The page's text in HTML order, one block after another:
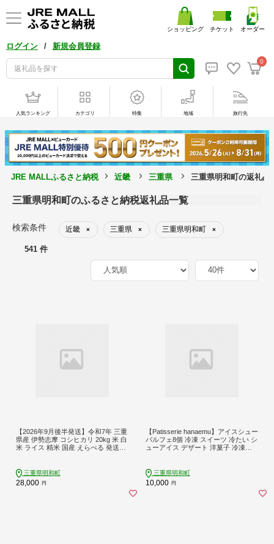
ログイン / 新規会員登録
0
ショッピング チケット オーダー
人気ランキング カテゴリ 特集 地域 旅行先
JRE MALLふるさと納税 近畿 三重県 三重県明和町の返礼品
三重県明和町のふるさと納税返礼品一覧
検索条件 近畿 × 三重県 × 三重県明和町 ×
541 件
【2026年9月後半発送】令和7年 三重
県産 伊勢志摩 コシヒカリ 20kg 米 白
米 ライス 精米 国産 えらべる 発送時
税 ふるさと 人気 D-68
三重県明和町
28,000 円
【Patisserie hanaemu】アイスシュー
パルフェ8個 冷凍 スイーツ 冷たい シ
ューアイス デザート 洋菓子 冷凍配
三重県明和町
10,000 円